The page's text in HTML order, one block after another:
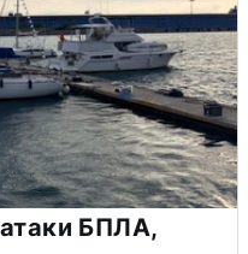
БПЛА,